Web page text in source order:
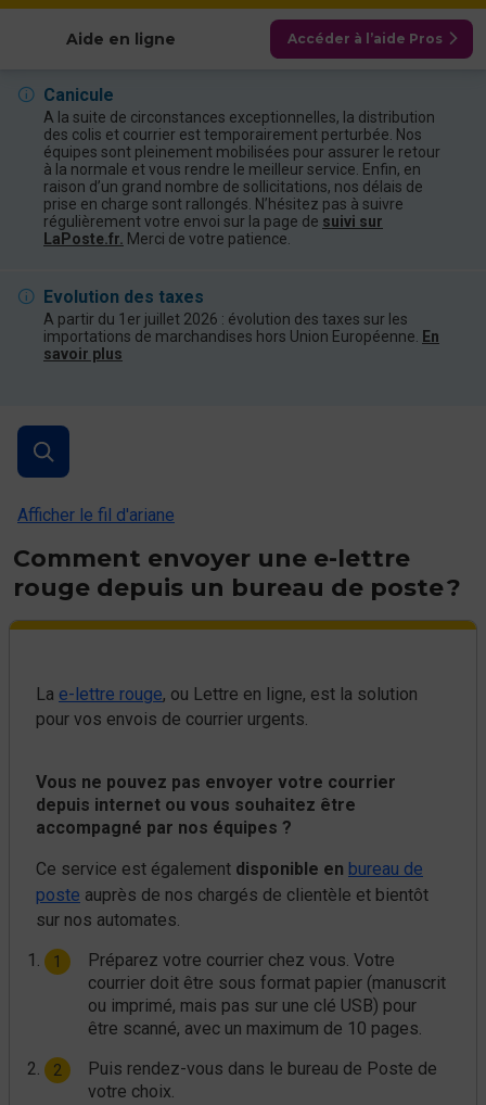
Aide en ligne Accéder à l’aide Pros
Canicule
A la suite de circonstances exceptionnelles, la distribution
des colis et courrier est temporairement perturbée. Nos
équipes sont pleinement mobilisées pour assurer le retour
à la normale et vous rendre le meilleur service. Enfin, en
raison d’un grand nombre de sollicitations, nos délais de
prise en charge sont rallongés. N’hésitez pas à suivre
régulièrement votre envoi sur la page de suivi sur
LaPoste.fr. Merci de votre patience.
Evolution des taxes
A partir du 1er juillet 2026 : évolution des taxes sur les
importations de marchandises hors Union Européenne.
En
savoir plus
Afficher le fil d'ariane
Comment envoyer une e-lettre
rouge depuis un bureau de poste ?
La e-lettre rouge, ou Lettre en ligne, est la solution
pour vos envois de courrier urgents.
Vous ne pouvez pas envoyer votre courrier
depuis internet ou vous souhaitez être
accompagné par nos équipes ?
Ce service est également disponible en bureau de
poste auprès de nos chargés de clientèle et bientôt
sur nos automates.
Préparez votre courrier chez vous. Votre
courrier doit être sous format papier (manuscrit
ou imprimé, mais pas sur une clé USB) pour
être scanné, avec un maximum de 10 pages.
Puis rendez-vous dans le bureau de Poste de
votre choix.